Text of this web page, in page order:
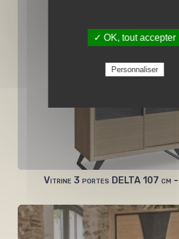
Vitrine 3 portes DELTA 107 cm -
✓ OK, tout accepter
Personnaliser